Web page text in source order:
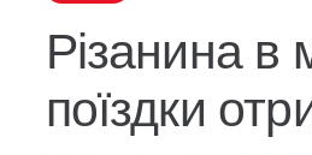
Різанина в
поїздки